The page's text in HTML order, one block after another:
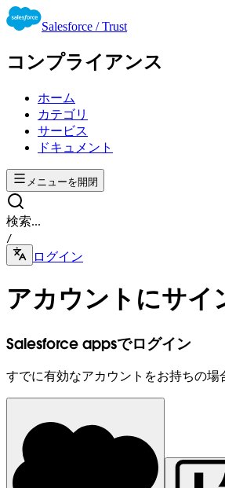
Salesforce / Trust
コンプライアンス
ホーム
カテゴリ
サービス
ドキュメント
メニューを開閉
検索...
/
ログイン
アカウントにサイ
Salesforce appsでログイン
すでに有効なアカウントをお持ちの場